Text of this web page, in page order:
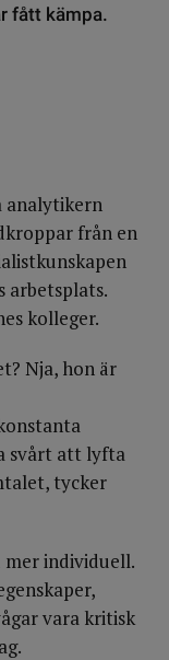
fått kämpa.
analytikern
från en
arbetsplats.
kolleger.
Nja, hon är
svårt att lyfta
tycker
individuell.
vara kritisk